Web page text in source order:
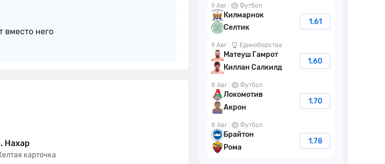
вместо него
вместо него
него
Нахар
карточка
9 Авг Футбол
Килмарнок
Селтик
1.61
9 Авг Единоборства
Матеуш Гамрот
Киллан Салкилд
1.60
8 Авг Футбол
Локомотив
Акрон
1.70
8 Авг Футбол
Брайтон
Рома
1.78